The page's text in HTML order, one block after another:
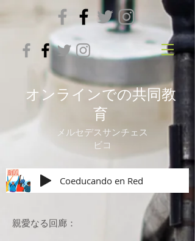
オンラインでの共同教
育
メルセデスサンチェス
ビコ
Coeducando en Red
親愛なる回廊：